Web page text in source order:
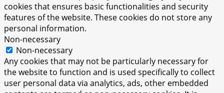
cookies that ensures basic functionalities and security
features of the website. These cookies do not store any
personal information.
Non-necessary
Non-necessary
Any cookies that may not be particularly necessary for
the website to function and is used specifically to collect
user personal data via analytics, ads, other embedded